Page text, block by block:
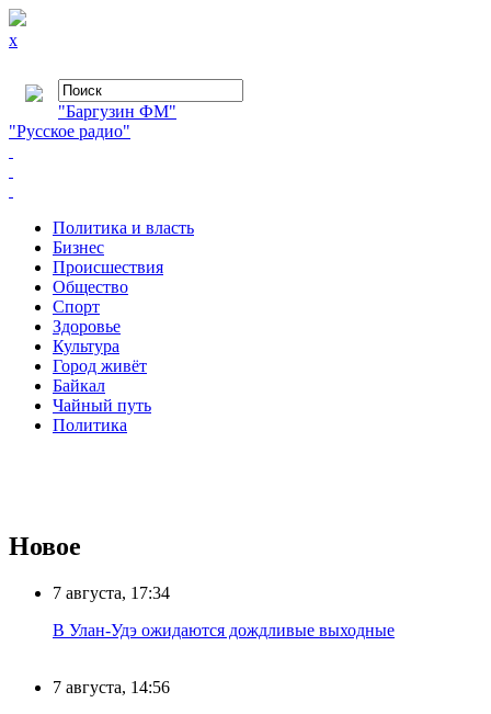
x
"Баргузин ФМ"
"Русское радио"
Политика и власть
Бизнес
Происшествия
Общество
Cпорт
Здоровье
Культура
Город живёт
Байкал
Чайный путь
Политика
Новое
7 августа, 17:34
В Улан-Удэ ожидаются дождливые выходные
7 августа, 14:56